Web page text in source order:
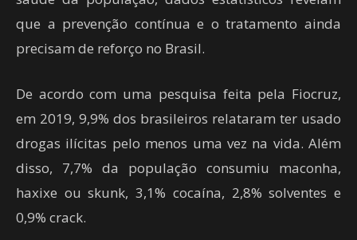
que a prevenção contínua e o tratamento ainda
precisam de reforço no Brasil.
De acordo com uma pesquisa feita pela Fiocruz,
em 2019, 9,9% dos brasileiros relataram ter usado
drogas ilícitas pelo menos uma vez na vida. Além
disso, 7,7% da população consumiu maconha,
haxixe ou skunk, 3,1% cocaína, 2,8% solventes e
0,9% crack.